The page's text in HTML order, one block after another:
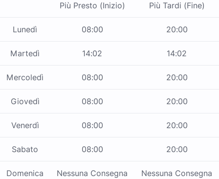
Più Presto (Inizio) Più Tardi (Fine)
Lunedì 08:00 20:00
Martedì 14:02 14:02
Mercoledì 08:00 20:00
Giovedì 08:00 20:00
Venerdì 08:00 20:00
Sabato 08:00 20:00
Domenica Nessuna Consegna Nessuna Consegna